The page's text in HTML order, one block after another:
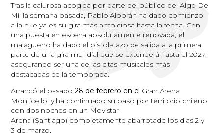
Tras la calurosa acogida por parte del público de ‘Algo De
Mí’ la semana pasada, Pablo Alborán ha dado comienzo
a la que ya es su gira más ambiciosa hasta la fecha. Con
una puesta en escena absolutamente renovada, el
malagueño ha dado el pistoletazo de salida a la primera
parte de una gira mundial que se extenderá hasta el 2027,
asegurando ser una de las citas musicales más
destacadas de la temporada.
Arrancó el pasado28 de febrero en el Gran Arena
Monticello, y ha continuado su paso por territorio chileno
con dos noches en un Movistar
Arena (Santiago) completamente abarrotado los días 2 y
3 de marzo.